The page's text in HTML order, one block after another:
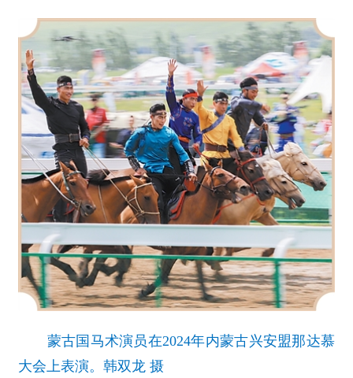
蒙古国马术演员在2024年内蒙古兴安盟那达慕
大会上表演。韩双龙 摄